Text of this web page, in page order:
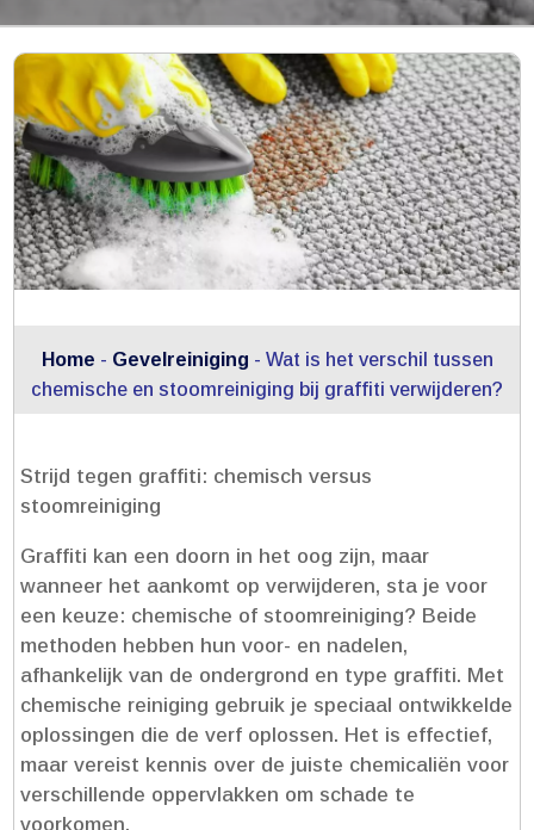
Home - Gevelreiniging - Wat is het verschil tussen
chemische en stoomreiniging bij graffiti verwijderen?
Strijd tegen graffiti: chemisch versus
stoomreiniging
Graffiti kan een doorn in het oog zijn, maar
wanneer het aankomt op verwijderen, sta je voor
een keuze: chemische of stoomreiniging? Beide
methoden hebben hun voor- en nadelen,
afhankelijk van de ondergrond en type graffiti.​ Met
chemische reiniging gebruik je speciaal ontwikkelde
oplossingen die de verf oplossen.​ Het is effectief,
maar vereist kennis over de juiste chemicaliën voor
verschillende oppervlakken om schade te
voorkomen.​